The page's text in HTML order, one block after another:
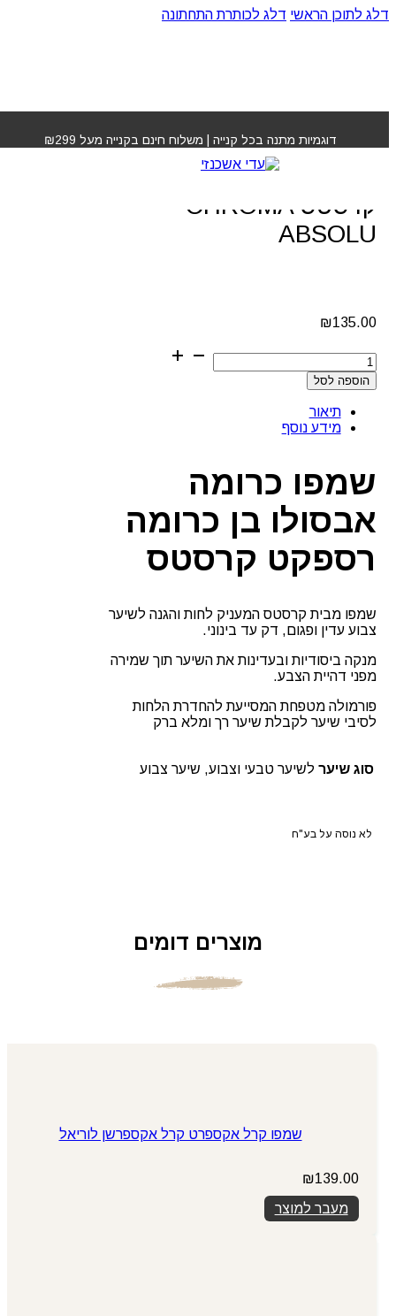
דלג לתוכן הראשי דלג לכותרת התחתונה
דוגמיות מתנה בכל קנייה | משלוח חינם בקנייה מעל ₪299ABSOLU
שמפו כרומה אבסולו
קרסטס CHROMA
ABSOLU
₪135.00
כמות
של
שמפו
אבסולו
קרסטס
הוספה לסל
תיאור
מידע נוסף
שמפו כרומה
אבסולו בן כרומה
רספקט קרסטס
שמפו מבית קרסטס המעניק לחות והגנה לשיער
צבוע עדין ופגום, דק עד בינוני.
מנקה ביסודיות ובעדינות את השיער תוך שמירה
מפני דהיית הצבע.
פורמולה מטפחת המסייעת להחדרת הלחות
לסיבי שיער לקבלת שיער רך ומלא ברק
סוג שיער לשיער טבעי וצבוע, שיער צבוע
לא נוסה על בע"ח
מוצרים דומים
שמפו קרל אקספרט קרל אקספרשן לוריאל
₪139.00
מעבר למוצר